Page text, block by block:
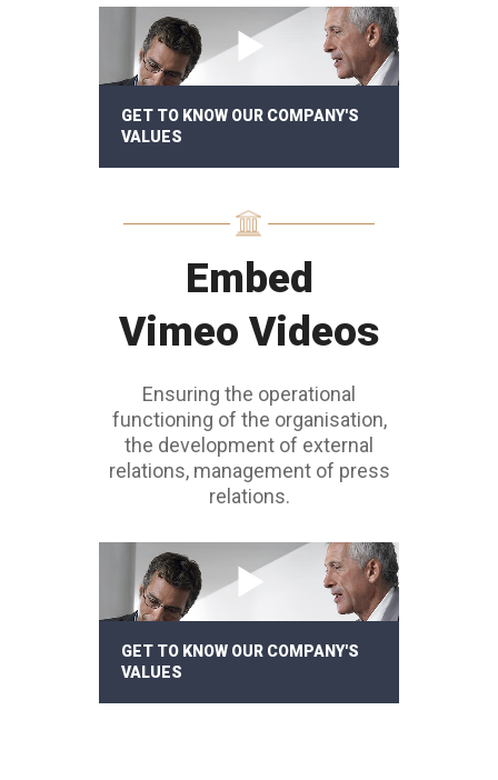
GET TO KNOW OUR COMPANY'S
VALUES
Embed
Vimeo Videos
Ensuring the operational
functioning of the organisation,
the development of external
relations, management of press
relations.
GET TO KNOW OUR COMPANY'S
VALUES